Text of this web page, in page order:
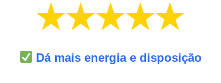
Dá mais energia e disposição